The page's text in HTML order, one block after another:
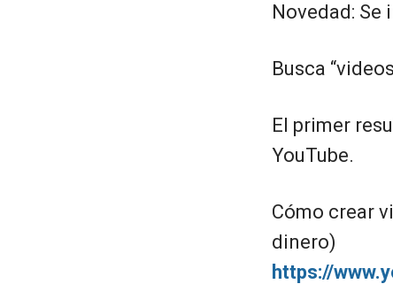
Novedad:
Busca
El primer
YouTube.
Cómo crear
dinero)
https://